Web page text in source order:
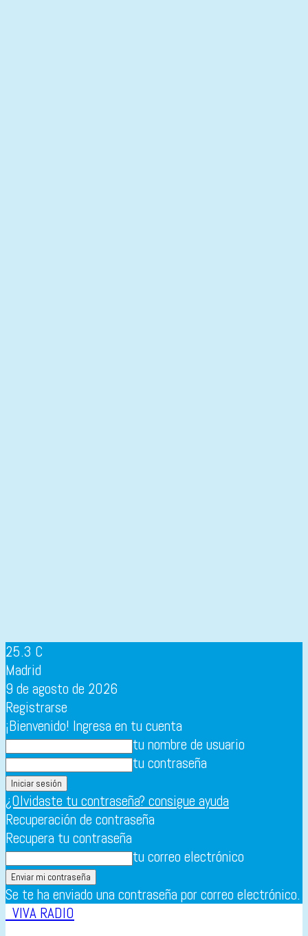
25.3 C
Madrid
9 de agosto de 2026
Registrarse
¡Bienvenido! Ingresa en tu cuenta
tu nombre de usuario
tu contraseña
¿Olvidaste tu contraseña? consigue ayuda
Recuperación de contraseña
Recupera tu contraseña
tu correo electrónico
Se te ha enviado una contraseña por correo electrónico.
VIVA RADIO